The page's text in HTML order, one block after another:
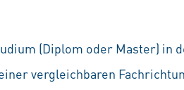
(Diplom oder Master) in
vergleichbaren